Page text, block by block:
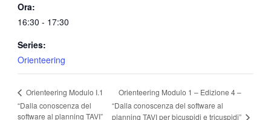
Ora:
16:30 - 17:30
Series:
Orienteering
Orienteering Modulo I.1
“Dalla conoscenza del
software al planning TAVI”
Orienteering Modulo 1 – Edizione 4 –
“Dalla conoscenza del software al
planning TAVI per bicuspidi e tricuspidi”